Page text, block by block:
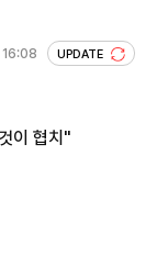
UPDATE
이 협치"